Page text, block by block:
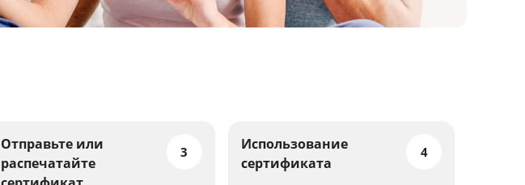
Отправьте или
распечатайте
3
Использование
сертификата
4